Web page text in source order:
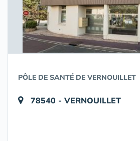
PÔLE DE SANTÉ DE VERNOUILLET
78540 - VERNOUILLET